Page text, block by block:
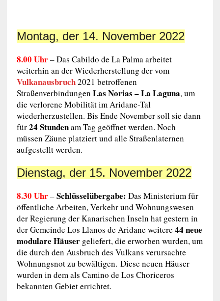
Montag, der 14. November 2022
8.00 Uhr– Das Cabildo de La Palma arbeitet
weiterhin an der Wiederherstellung der vom
Vulkanausbruch2021 betroffenen
Straßenverbindungen Las Norias – La Laguna, um
die verlorene Mobilität im Aridane-Tal
wiederherzustellen. Bis Ende November soll sie dann
für24 Stundenam Tag geöffnet werden. Noch
müssen Zäune platziert und alle Straßenlaternen
aufgestellt werden.
Dienstag, der 15. November 2022
8.30 Uhr–Schlüsselübergabe: Das Ministerium für
öffentliche Arbeiten, Verkehr und Wohnungswesen
der Regierung der Kanarischen Inseln hat gestern in
der Gemeinde Los Llanos de Aridane weitere 44 neue
modulare Häusergeliefert, die erworben wurden, um
die durch den Ausbruch des Vulkans verursachte
Wohnungsnot zu bewältigen. Diese neuen Häuser
wurden in dem als Camino de Los Choriceros
bekannten Gebiet errichtet.